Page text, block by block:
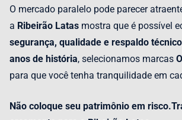
O mercado paralelo pode parecer
a Ribeirão Latas mostra que é possível
segurança, qualidade e respaldo técnico
anos de história, selecionamos marcas
para que você tenha tranquilidade em
Não coloque seu patrimônio em